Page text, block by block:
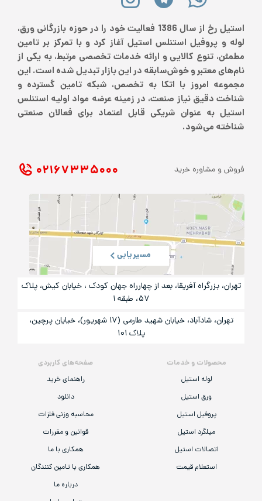
استیل رخ از سال 1386 فعالیت خود را در حوزه بازرگانی ورق،
لوله و پروفیل استنلس استیل آغاز کرد و با تمرکز بر تامین
مطمئن، تنوع کالایی و ارائه خدمات تخصصی مرتبط، به یکی از
نام‌های معتبر و خوش‌سابقه در این بازار تبدیل شده است. این
مجموعه امروز با اتکا به تخصص، شبکه تامین گسترده و
شناخت دقیق نیاز صنعت، در زمینه عرضه مواد اولیه استنلس
استیل به عنوان شریکی قابل اعتماد برای فعالان صنعتی
شناخته می‌شود.
محصولات و خدمات
لوله استیل
ورق استیل
پروفیل استیل
میلگرد استیل
اتصالات استیل
استعلام قیمت
صفحه‌های کاربردی
راهنمای خرید
دانلود
محاسبه وزنی فلزات
قوانین و مقررات
همکاری با ما
همکاری با تامین کنندگان
درباره ما
فروش و مشاوره خرید ۰۲۱ ۶۷۳۳۵۰۰۰
مسیریابی
تهران، بزرگراه آفریقا، بعد از چهارراه جهان کودک ، خیابان کیش، پلاک
۵۷، طبقه ۱
تهران، شادآباد، خیابان شهید طارمی (۱۷ شهریور)، خیایان پرچین،
پلاک ۱۰۱